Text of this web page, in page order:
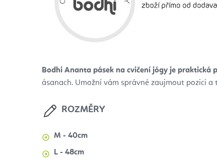
Bodhi Ananta pásek na cvičení jógy je praktická
ásanach. Umožní vám správné zaujmout pozici a
ROZMĚRY
M - 40cm
L - 48cm